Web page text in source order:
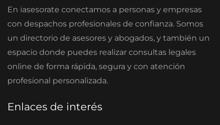
En iasesorate conectamos a personas y empresas
con despachos profesionales de confianza. Somos
un directorio de asesores y abogados, y también un
espacio donde puedes realizar consultas legales
online de forma rápida, segura y con atención
profesional personalizada.
Enlaces de interés